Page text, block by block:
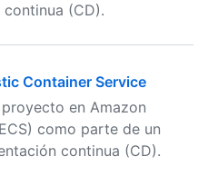
(CD).
Container Service
en Amazon
como parte de un
continua (CD).